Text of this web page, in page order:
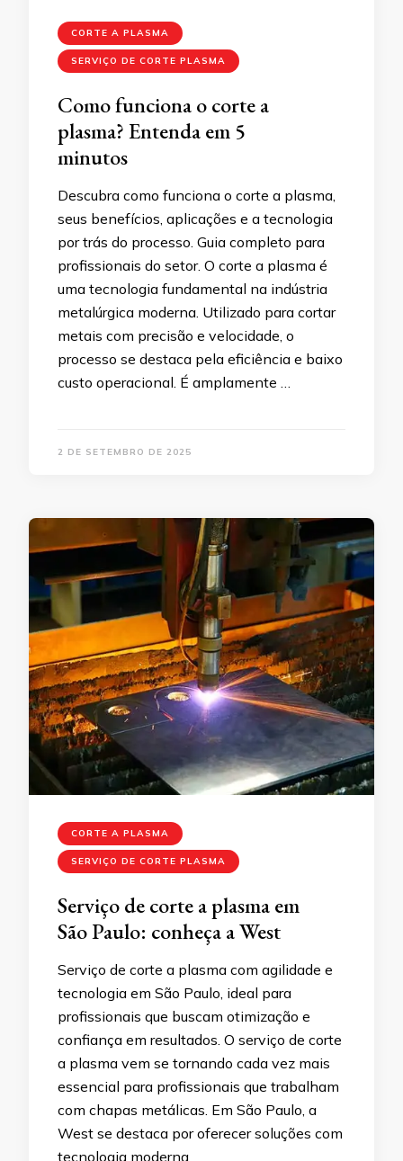
CORTE A PLASMA
SERVIÇO DE CORTE PLASMA
Como funciona o corte a
plasma? Entenda em 5
minutos
Descubra como funciona o corte a plasma,
seus benefícios, aplicações e a tecnologia
por trás do processo. Guia completo para
profissionais do setor. O corte a plasma é
uma tecnologia fundamental na indústria
metalúrgica moderna. Utilizado para cortar
metais com precisão e velocidade, o
processo se destaca pela eficiência e baixo
custo operacional. É amplamente …
2 DE SETEMBRO DE 2025
CORTE A PLASMA
SERVIÇO DE CORTE PLASMA
Serviço de corte a plasma em
São Paulo: conheça a West
Serviço de corte a plasma com agilidade e
tecnologia em São Paulo, ideal para
profissionais que buscam otimização e
confiança em resultados. O serviço de corte
a plasma vem se tornando cada vez mais
essencial para profissionais que trabalham
com chapas metálicas. Em São Paulo, a
West se destaca por oferecer soluções com
tecnologia moderna, …